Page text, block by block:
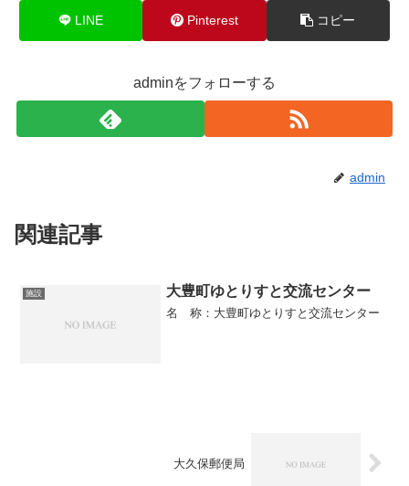
LINE Pinterest コピー
adminをフォローする
admin
関連記事
施設 大豊町ゆとりすと交流センター
名 称：大豊町ゆとりすと交流センター
大久保郵便局